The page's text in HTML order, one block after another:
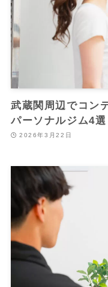
武蔵関周辺でコン
パーソナルジム4選
2026年3月22日